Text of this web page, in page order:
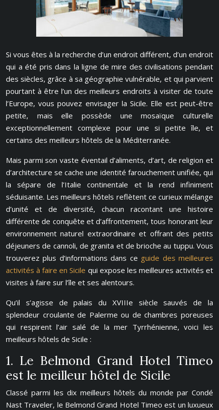
Si vous êtes à la recherche d’un endroit différent, d’un endroit
qui a été pris dans la ligne de mire des civilisations pendant
des siècles, grâce à sa géographie vulnérable, et qui parvient
pourtant à être l’un des meilleurs endroits à visiter de toute
l’Europe, vous pouvez envisager la Sicile. Elle est peut-être
petite, mais elle possède une mosaïque culturelle
exceptionnellement complexe pour une si petite île, et
certains des meilleurs hôtels de la Méditerranée.
Mais parmi son vaste éventail d’aliments, d’art, de religion et
d’architecture se cache une identité farouchement unifiée, qui
la sépare de l’Italie continentale et la rend infiniment
séduisante. Les meilleurs hôtels reflètent ce curieux mélange
d’unité et de diversité, chacun racontant une histoire
différente de conquête et d’affrontement, tous honorant leur
environnement naturel extraordinaire et offrant des petits
déjeuners de cannoli, de granita et de brioche au tuppu. Vous
trouverez plus d’informations dans ce guide des meilleures
activités à faire en Sicile qui expose les meilleures activités et
visites à faire sur l’île et ses alentours.
Qu’il s’agisse de palais du XVIIIe siècle sauvés de la
splendeur croulante de Palerme ou de chambres poreuses
qui respirent l’air salé de la mer Tyrrhénienne, voici les
meilleurs hôtels de Sicile :
1. Le Belmond Grand Hotel Timeo
est le meilleur hôtel de Sicile
Classé parmi les dix meilleurs hôtels du monde par Condé
Nast Traveler, le Belmond Grand Hotel Timeo est un luxueux